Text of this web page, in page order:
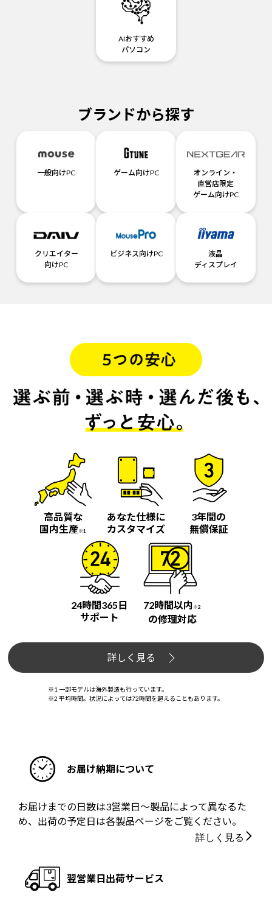
AIおすすめ
パソコン
ブランドから探す
一般向けPC ゲーム向けPC
オンライン・
直営店限定
ゲーム向けPC
クリエイター
向けPC
ビジネス向けPC
液晶
ディスプレイ
高品質な
国内生産※1
あなた仕様に
カスタマイズ
3年間の
無償保証
24時間365日
サポート
72時間以内 ※2
の修理対応
詳しく見る
※1 一部モデルは海外製造も行っています。
※2 平均時間。状況によっては72時間を超えることもあります。
お届け納期について
お届けまでの日数は3営業日～製品によって異なるた
め、出荷の予定日は各製品ページをご覧ください。
詳しく見る
翌営業日出荷サービス